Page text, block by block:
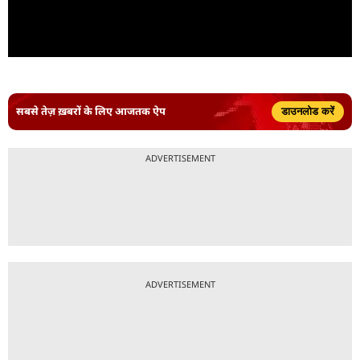
सबसे तेज़ ख़बरों के लिए आजतक ऐप डाउनलोड करें
ADVERTISEMENT
ADVERTISEMENT